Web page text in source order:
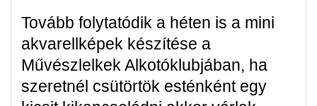
Tovább folytatódik a héten is a mini
akvarellképek készítése a
Művészlelkek Alkotóklubjában, ha
szeretnél csütörtök esténként egy